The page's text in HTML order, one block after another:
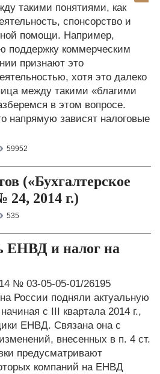
такими понятиями, как
спонсорство и
помощи. Например,
поддержку коммерческим
признают это
хотя это далеко
между такими «благими
в этом вопросе.
напрямую зависят налоговые
59952
(«Бухгалтерское
2014 г.)
535
ЕНВД и налог на
№ 03-05-05-01/26195
России подняли актуальную
с III квартала 2014 г.,
ЕНВД. Связана она с
внесенных в п. 4 ст.
предусматривают
компаний на ЕНВД